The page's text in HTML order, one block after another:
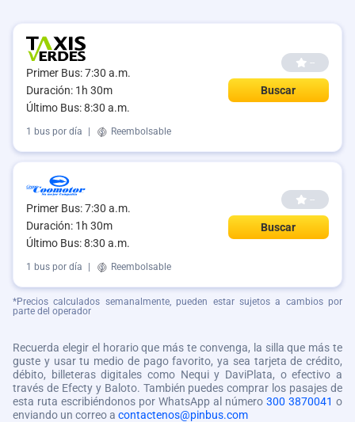
Primer Bus: 7:30 a.m.
Duración: 1h 30m
Último Bus: 8:30 a.m.
--
Buscar
1 bus por día Reembolsable
Primer Bus: 7:30 a.m.
Duración: 1h 30m
Último Bus: 8:30 a.m.
--
Buscar
1 bus por día Reembolsable
*Precios calculados semanalmente, pueden estar sujetos a cambios por
parte del operador
Recuerda elegir el horario que más te convenga, la silla que más te
guste y usar tu medio de pago favorito, ya sea tarjeta de crédito,
débito, billeteras digitales como Nequi y DaviPlata, o efectivo a
través de Efecty y Baloto. También puedes comprar los pasajes de
esta ruta escribiéndonos por WhatsApp al número 300 3870041 o
enviando un correo a contactenos@pinbus.com